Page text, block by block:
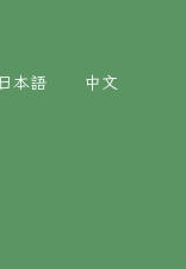
日本語 中文